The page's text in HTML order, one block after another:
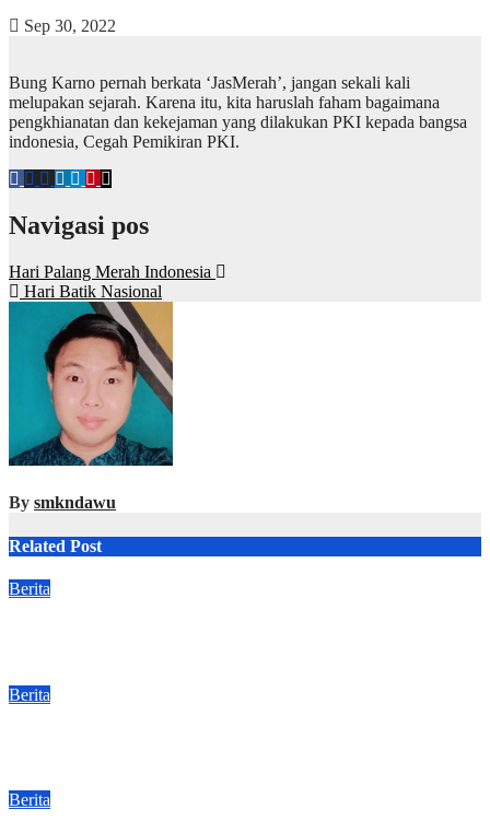
Sep 30, 2022
Bung Karno pernah berkata ‘JasMerah’, jangan sekali kali
melupakan sejarah. Karena itu, kita haruslah faham bagaimana
pengkhianatan dan kekejaman yang dilakukan PKI kepada bangsa
indonesia, Cegah Pemikiran PKI.
Navigasi pos
Hari Palang Merah Indonesia
Hari Batik Nasional
By smkndawu
Related Post
Berita
Berita
Berita